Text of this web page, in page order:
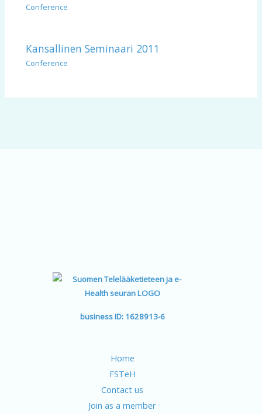
Conference
Kansallinen Seminaari 2011
Conference
business ID: 1628913-6
Home
FSTeH
Contact us
Join as a member